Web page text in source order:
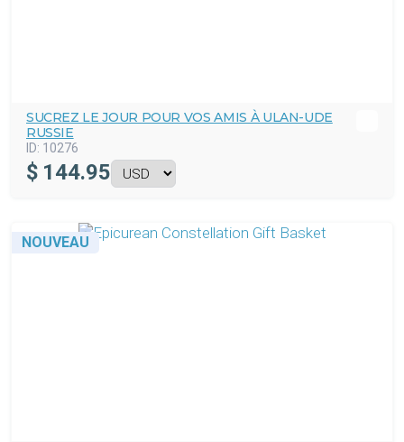
SUCREZ LE JOUR POUR VOS AMIS À ULAN-UDE
RUSSIE
ID: 10276
$ 144.95
NOUVEAU